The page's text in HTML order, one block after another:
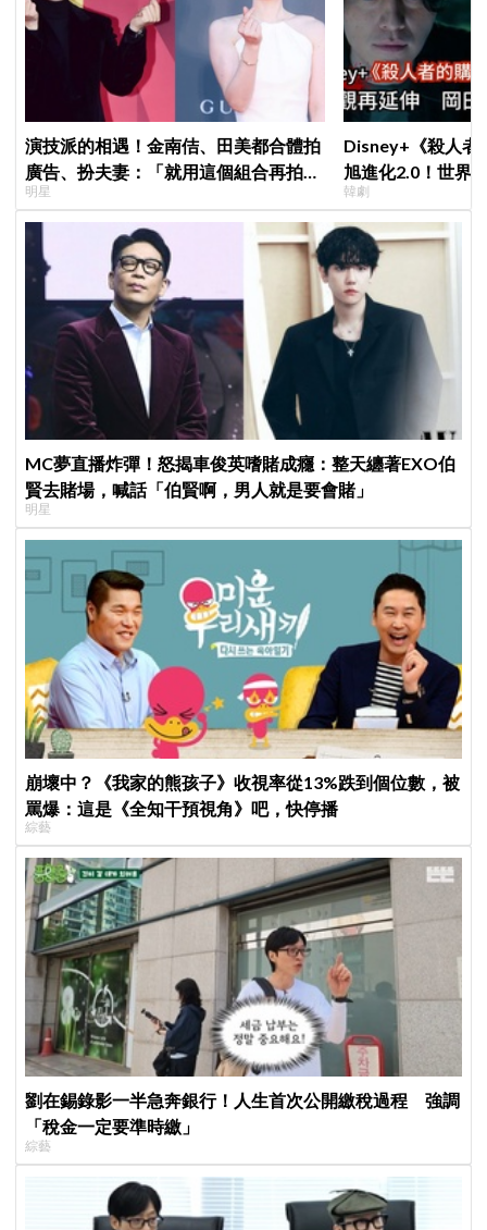
演技派的相遇！金南佶、田美都合體拍
廣告、扮夫妻：「就用這個組合再拍一
部戲劇吧」
明星
Disney+《殺人者
旭進化2.0！世界
登場竟殺了「他」
韓劇
MC夢直播炸彈！怒揭車俊英嗜賭成癮：整天纏著EXO伯
賢去賭場，喊話「伯賢啊，男人就是要會賭」
明星
崩壞中？《我家的熊孩子》收視率從13%跌到個位數，被
罵爆：這是《全知干預視角》吧，快停播
綜藝
劉在錫錄影一半急奔銀行！人生首次公開繳稅過程 強調
「稅金一定要準時繳」
綜藝